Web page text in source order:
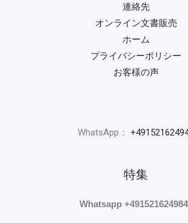
連絡先
オンライン文書販売
ホーム
プライバシーポリシー
お客様の声
WhatsApp：
特集
Whatsapp